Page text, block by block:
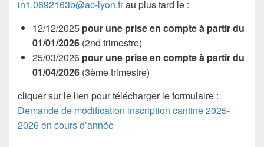
in1.0692163b@ac-lyon.frau plus tard le :
12/12/2025 pour une prise en compte à partir du
01/01/2026 (2nd trimestre)
25/03/2026 pour une prise en compte à partir du
01/04/2026 (3ème trimestre)
cliquer sur le lien pour télécharger le formulaire :
Demande de modification inscription cantine 2025-
2026 en cours d’année